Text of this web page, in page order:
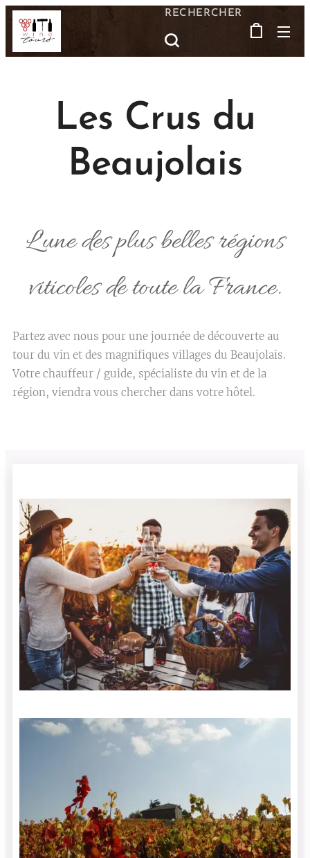
RECHERCHER
Les Crus du
Beaujolais
L'une des plus belles régions
viticoles de toute la France.
Partez avec nous pour une journée de découverte au
tour du vin et des magnifiques villages du Beaujolais.
Votre chauffeur / guide, spécialiste du vin et de la
région, viendra vous chercher dans votre hôtel.